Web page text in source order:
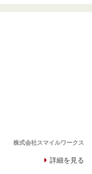
株式会社スマイルワークス
詳細を見る